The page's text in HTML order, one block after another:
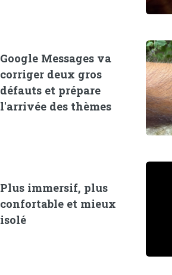
Google Messages va
corriger deux gros
défauts et prépare
l'arrivée des thèmes
Plus immersif, plus
confortable et mieux
isolé